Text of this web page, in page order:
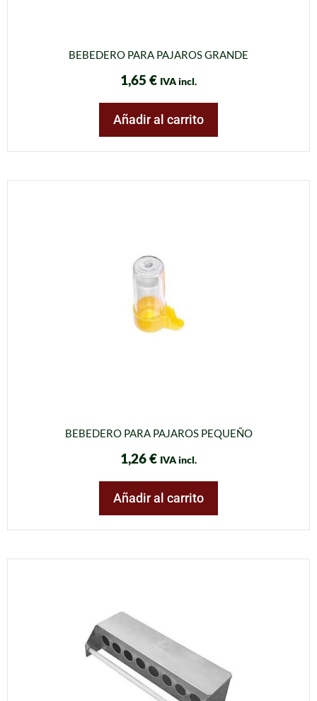
BEBEDERO PARA PAJAROS GRANDE
1,65 € IVA incl.
Añadir al carrito
BEBEDERO PARA PAJAROS PEQUEÑO
1,26€ IVA incl.
Añadir al carrito